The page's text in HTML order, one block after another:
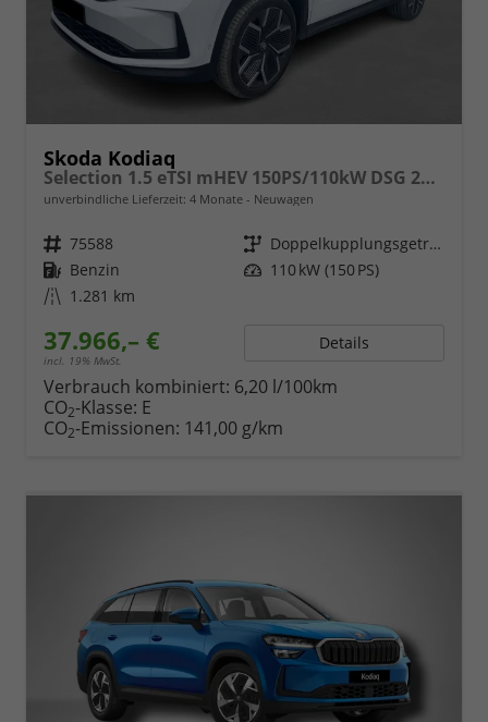
Skoda Kodiaq
Selection 1.5 eTSI mHEV 150PS/110kW DSG 2026
unverbindliche Lieferzeit: 4 Monate Neuwagen
Fahrzeugnr. 75588 Getriebe
Doppelkupplungsgetriebe (DSG)
Kraftstoff Benzin Leistung 110 kW (150 PS)
Kilometerstand 1.281 km
37.966,– €
incl. 19% MwSt.
Details
Verbrauch kombiniert: 6,20 l/100km
CO2-Klasse: E
CO2-Emissionen: 141,00 g/km